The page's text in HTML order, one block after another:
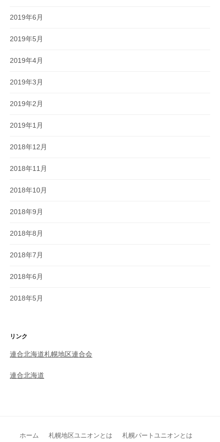
2019年6月
2019年5月
2019年4月
2019年3月
2019年2月
2019年1月
2018年12月
2018年11月
2018年10月
2018年9月
2018年8月
2018年7月
2018年6月
2018年5月
リンク
連合北海道札幌地区連合会
連合北海道
ホーム 札幌地区ユニオンとは 札幌パートユニオンとは